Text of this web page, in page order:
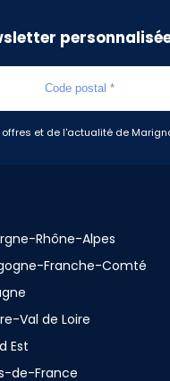
et de l'actualité de
Rhône-Alpes
Franche-Comté
Val de Loire
Est
de-France